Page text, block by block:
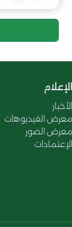
الإعلام
الأخبار
معرض الفيديوهات
معرض الصور
الإعتمادات